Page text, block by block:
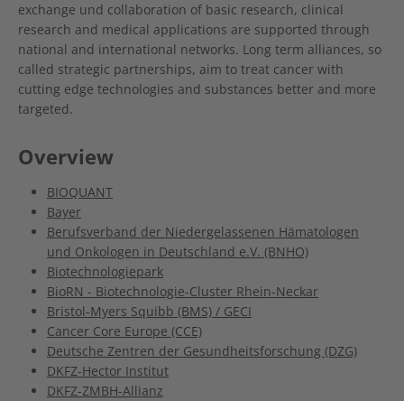
exchange und collaboration of basic research, clinical
research and medical applications are supported through
national and international networks. Long term alliances, so
called strategic partnerships, aim to treat cancer with
cutting edge technologies and substances better and more
targeted.
Overview
BIOQUANT
Bayer
Berufsverband der Niedergelassenen Hämatologen
und Onkologen in Deutschland e.V. (BNHO)
Biotechnologiepark
BioRN - Biotechnologie-Cluster Rhein-Neckar
Bristol-Myers Squibb (BMS) / GECI
Cancer Core Europe (CCE)
Deutsche Zentren der Gesundheitsforschung (DZG)
DKFZ-Hector Institut
DKFZ-ZMBH-Allianz